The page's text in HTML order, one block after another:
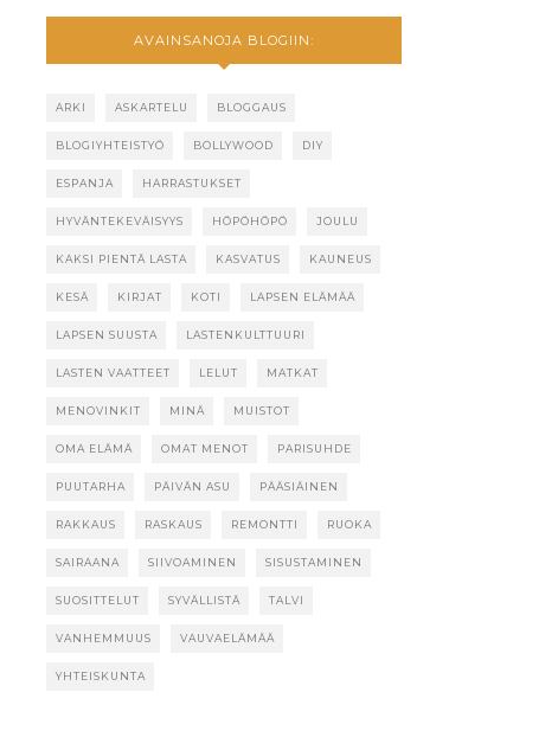
AVAINSANOJA BLOGIIN:
ARKI ASKARTELU BLOGGAUS
BLOGIYHTEISTYÖ BOLLYWOOD DIY
ESPANJA HARRASTUKSET
HYVÄNTEKEVÄISYYS HÖPÖHÖPÖ JOULU
KAKSI PIENTÄ LASTA KASVATUS KAUNEUS
KESÄ KIRJAT KOTI LAPSEN ELÄMÄÄ
LAPSEN SUUSTA LASTENKULTTUURI
LASTEN VAATTEET LELUT MATKAT
MENOVINKIT MINÄ MUISTOT
OMA ELÄMÄ OMAT MENOT PARISUHDE
PUUTARHA PÄIVÄN ASU PÄÄSIÄINEN
RAKKAUS RASKAUS REMONTTI RUOKA
SAIRAANA SIIVOAMINEN SISUSTAMINEN
SUOSITTELUT SYVÄLLISTÄ TALVI
VANHEMMUUS VAUVAELÄMÄÄ
YHTEISKUNTA